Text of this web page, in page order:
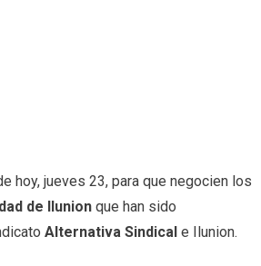
hoy, jueves 23, para que negocien los
de Ilunionque han sido
Alternativa Sindicale Ilunion.